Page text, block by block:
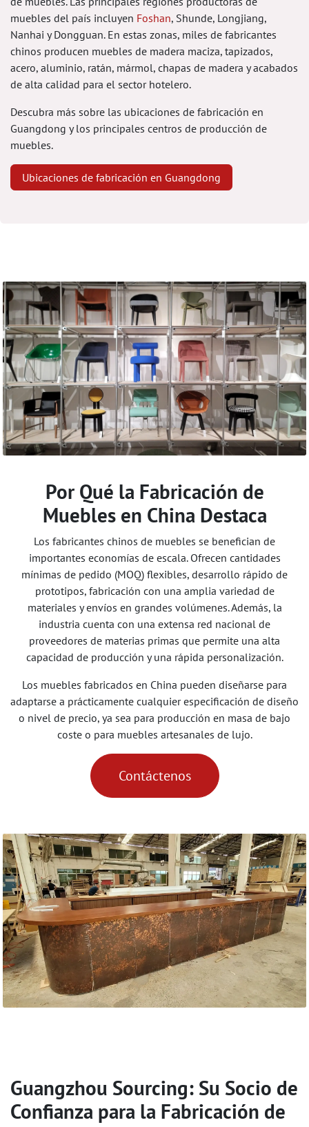
muebles del país incluyen Foshan, Shunde, Longjiang,
Nanhai y Dongguan. En estas zonas, miles de fabricantes
chinos producen muebles de madera maciza, tapizados,
acero, aluminio, ratán, mármol, chapas de madera y acabados
de alta calidad para el sector hotelero.
Descubra más sobre las ubicaciones de fabricación en
Guangdong y los principales centros de producción de
muebles.
Ubicaciones de fabricación en Guangdong
Por Qué la Fabricación de
Muebles en China Destaca
Los fabricantes chinos de muebles se benefician de
importantes economías de escala. Ofrecen cantidades
mínimas de pedido (MOQ) flexibles, desarrollo rápido de
prototipos, fabricación con una amplia variedad de
materiales y envíos en grandes volúmenes. Además, la
industria cuenta con una extensa red nacional de
proveedores de materias primas que permite una alta
capacidad de producción y una rápida personalización.
Los muebles fabricados en China pueden diseñarse para
adaptarse a prácticamente cualquier especificación de diseño
o nivel de precio, ya sea para producción en masa de bajo
coste o para muebles artesanales de lujo.
Contáctenos
Guangzhou Sourcing: Su Socio de
Confianza para la Fabricación de